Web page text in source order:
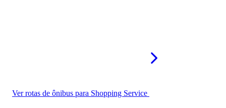
Ver rotas de ônibus para Shopping Service